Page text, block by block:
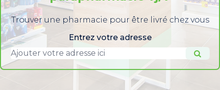
Trouver une pharmacie pour être livré chez vous
Entrez votre adresse